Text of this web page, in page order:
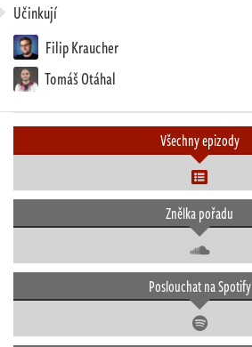
Učinkují
Filip Kraucher
Tomáš Otáhal
Všechny epizody
Znělka pořadu
Poslouchat na Spotify